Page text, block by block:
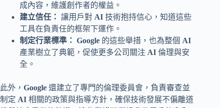
成內容，維護創作者的權益。
建立信任： 讓用戶對 AI 技術抱持信心，知道這些
工具在負責任的框架下運作。
制定行業標準： Google 的這些舉措，也為整個 AI
產業樹立了典範，促使更多公司關注 AI 倫理與安
全。
此外， Google 還建立了專門的倫理委員會，負責審查並
制定 AI 相關的政策與指導方針，確保技術發展不偏離道